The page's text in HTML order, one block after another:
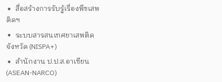
สื่อสร้างการรับรู้เรื่องพืชเสพ
ติดฯ
ระบบสารสนเทศยาเสพติด
จังหวัด (NISPA+)
สำนักงาน ป.ป.ส.อาเซียน
(ASEAN-NARCO)